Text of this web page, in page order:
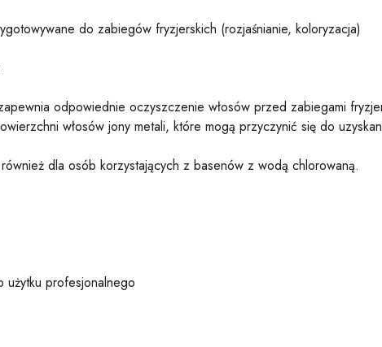
do zabiegów fryzjerskich (rozjaśnianie, koloryzacja)
odpowiednie oczyszczenie włosów przed zabiegami
włosów jony metali, które mogą przyczynić się do
dla osób korzystających z basenów z wodą chlorowaną.
użytku profesjonalnego